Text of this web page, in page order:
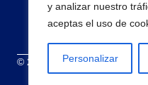
y analizar nuestro
aceptas el uso de
Personalizar
© 2026 Todos los derechos